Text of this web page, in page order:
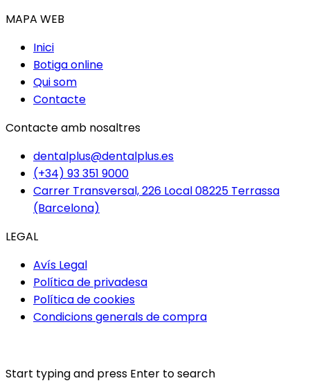
MAPA WEB
Inici
Botiga online
Qui som
Contacte
Contacte amb nosaltres
dentalplus@dentalplus.es
(+34) 93 351 9000
Carrer Transversal, 226 Local 08225 Terrassa
(Barcelona)
LEGAL
Avís Legal
Política de privadesa
Política de cookies
Condicions generals de compra
Start typing and press Enter to search